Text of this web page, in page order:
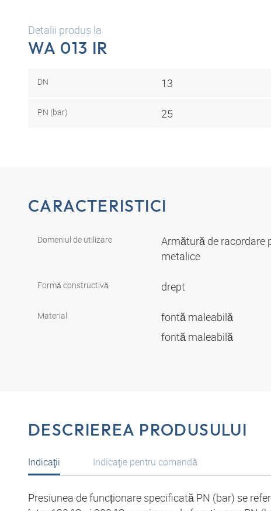
Detalii produs la
WA 013 IR
DN 13
PN (bar) 25
CARACTERISTICI
Domeniul de utilizare
Armătură de racordare
metalice
Formă constructivă drept
Material
fontă maleabilă
fontă maleabilă
DESCRIEREA PRODUSULUI
Indicaţii
Presiunea de funcționare specificată PN (bar) se
Indicaţie pentru comandă